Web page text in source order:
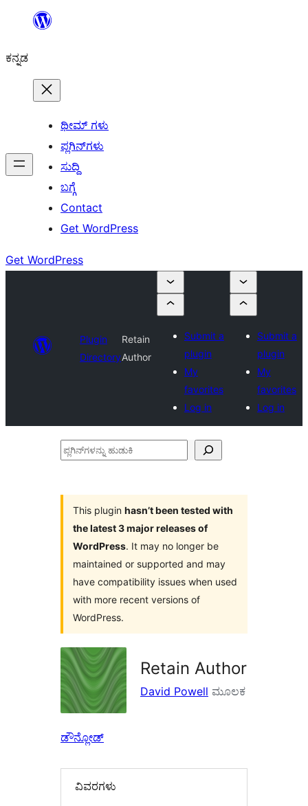
ವಿಷಯಕ್ಕೆ
ಕನ್ನಡ
ಥೀಮ್ ಗಳು
ಪ್ಲಗಿನ್‌ಗಳು
ಸುದ್ದಿ
ಬಗ್ಗೆ
Contact
Get WordPress
Get WordPress
Plugin
Directory
Retain
Author
Submit a
plugin
My
favorites
Log in
Submit a
plugin
My
favorites
Log in
ಪ್ಲಗಿನ್‌ಗಳನ್ನು
This plugin hasn’t been tested with
the latest 3 major releases of
WordPress. It may no longer be
maintained or supported and may
have compatibility issues when used
with more recent versions of
WordPress.
Retain Author
David Powell ಮೂಲಕ
ಡೌನ್ಲೋಡ್
ವಿವರಗಳು